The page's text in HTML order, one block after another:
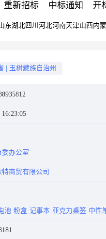
重新招标 中标通知 开
东湖北四川 河北河南天津山西内
玉树藏族自治州
16:23:05
委办公室
商贸有限公司
池 粉盒 记事本 亚克力桌签 中性